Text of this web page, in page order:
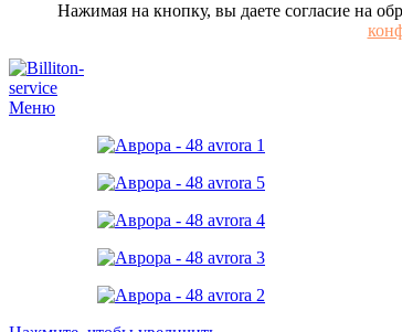
Нажимая на кнопку, вы даете согласие на
Меню